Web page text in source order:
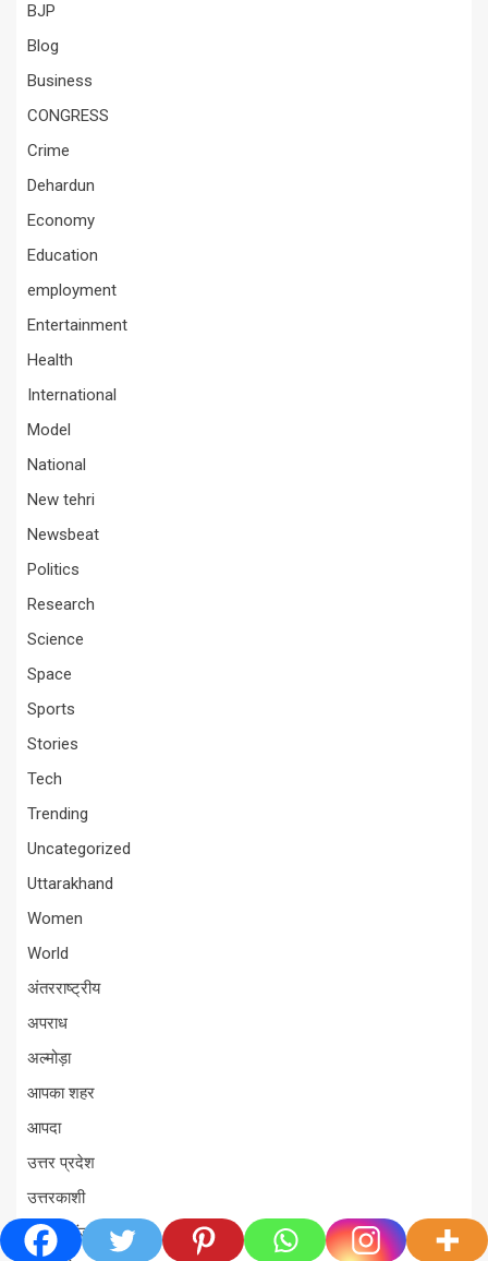
BJP
Blog
Business
CONGRESS
Crime
Dehardun
Economy
Education
employment
Entertainment
Health
International
Model
National
New tehri
Newsbeat
Politics
Research
Science
Space
Sports
Stories
Tech
Trending
Uncategorized
Uttarakhand
Women
World
अंतरराष्ट्रीय
अपराध
अल्मोड़ा
आपका शहर
आपदा
उत्तर प्रदेश
उत्तरकाशी
उत्तरराखंड विधानसभा